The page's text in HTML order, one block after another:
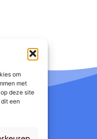
om
met
deze site
een